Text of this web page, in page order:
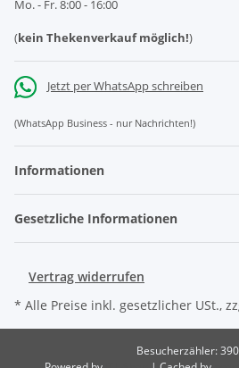
Mo. - Fr. 8:00 - 16:00
(kein Thekenverkauf möglich!)
Jetzt per WhatsApp schreiben
(WhatsApp Business - nur Nachrichten!)
Informationen
Gesetzliche Informationen
Vertrag widerrufen
* Alle Preise inkl. gesetzlicher USt.,
Besucherzähler: